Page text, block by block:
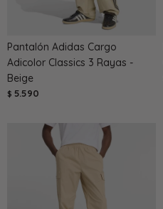
Pantalón Adidas Cargo
Adicolor Classics 3 Rayas -
Beige
$ 5.590